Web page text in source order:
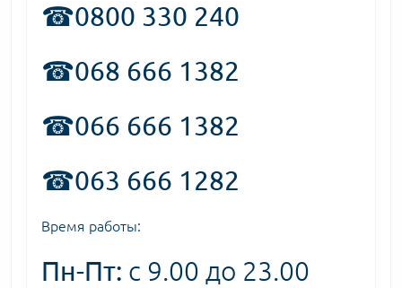
☎0800 330 240
☎068 666 1382
☎066 666 1382
☎063 666 1282
Время работы:
Пн-Пт: с 9.00 до 23.00